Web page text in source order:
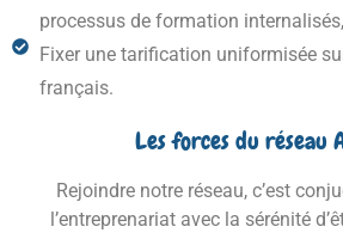
processus de formation internalisés,
Fixer une tarification uniformisée
français.
Les forces du réseau
Rejoindre notre réseau, c’est
l’entreprenariat avec la sérénité